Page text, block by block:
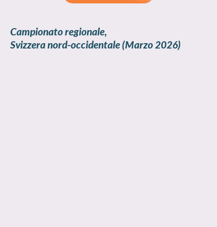
Campionato regionale,
Svizzera nord-occidentale(Marzo 2026)